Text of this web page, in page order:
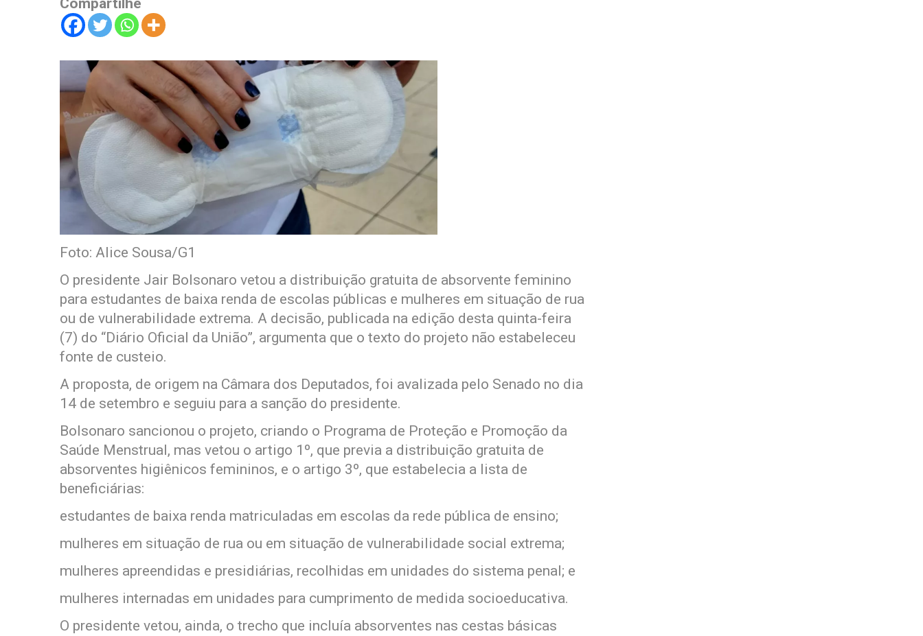
Compartilhe
Foto: Alice Sousa/G1
O presidente Jair Bolsonaro vetou a distribuição gratuita de absorvente feminino
para estudantes de baixa renda de escolas públicas e mulheres em situação de rua
ou de vulnerabilidade extrema. A decisão, publicada na edição desta quinta-feira
(7) do “Diário Oficial da União”, argumenta que o texto do projeto não estabeleceu
fonte de custeio.
A proposta, de origem na Câmara dos Deputados, foi avalizada pelo Senado no dia
14 de setembro e seguiu para a sanção do presidente.
Bolsonaro sancionou o projeto, criando o Programa de Proteção e Promoção da
Saúde Menstrual, mas vetou o artigo 1º, que previa a distribuição gratuita de
absorventes higiênicos femininos, e o artigo 3º, que estabelecia a lista de
beneficiárias:
estudantes de baixa renda matriculadas em escolas da rede pública de ensino;
mulheres em situação de rua ou em situação de vulnerabilidade social extrema;
mulheres apreendidas e presidiárias, recolhidas em unidades do sistema penal; e
mulheres internadas em unidades para cumprimento de medida socioeducativa.
O presidente vetou, ainda, o trecho que incluía absorventes nas cestas básicas